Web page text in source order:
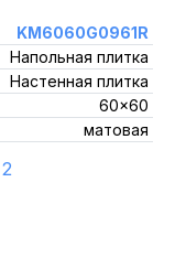
KM6060G0961R
Напольная плитка
Настенная плитка
60x60
матовая
2